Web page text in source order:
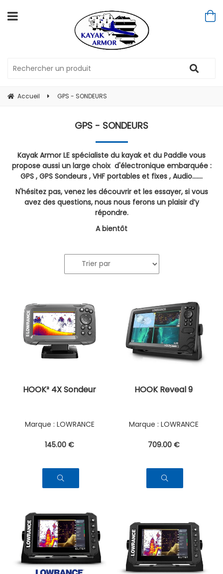
Accueil GPS - SONDEURS
GPS - SONDEURS
Kayak Armor LE spécialiste du kayak et du Paddle vous
propose aussi un large choix d'électronique embarquée :
GPS , GPS Sondeurs , VHF portables et fixes , Audio.......
N'hésitez pas, venez les découvrir et les essayer, si vous
avez des questions, nous nous ferons un plaisir d’y
répondre.
A bientôt
HOOK² 4X Sondeur
LOWRANCE
145.00 €
HOOK Reveal 9
LOWRANCE
709.00 €